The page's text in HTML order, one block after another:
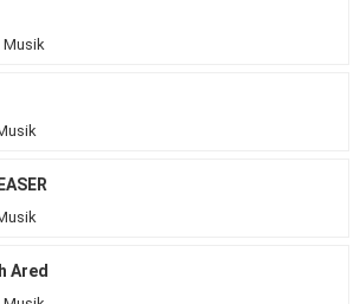
Musik
Ared